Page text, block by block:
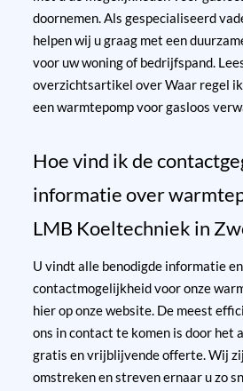
doornemen. Als gespecialiseerd
helpen wij u graag met een
voor uw woning of bedrijfspand.
overzichtsartikel over Waar regel
een warmtepomp voor gasloos
Hoe vind ik de
informatie over
LMB Koeltechniek in
U vindt alle benodigde informatie
contactmogelijkheid voor onze
hier op onze website. De meest
ons in contact te komen is door het
gratis en vrijblijvende offerte. Wij
omstreken en streven ernaar u zo